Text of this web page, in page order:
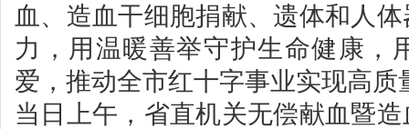
血、造血干细胞捐献、遗体和人
力，用温暖善举守护生命健康，
爱，推动全市红十字事业实现高质
当日上午，省直机关无偿献血暨